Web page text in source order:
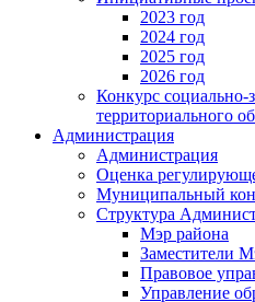
2023 год
2024 год
2025 год
2026 год
Конкурс социально-
территориального
Администрация
Администрация
Оценка
Муниципальный
Структура
Мэр района
Заместители
Правовое
Управление